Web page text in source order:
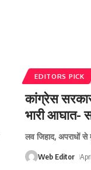
EDITORS PICK
कांग्रेस
भारी आघात-
लव जिहाद, अपराधों
Web Editor